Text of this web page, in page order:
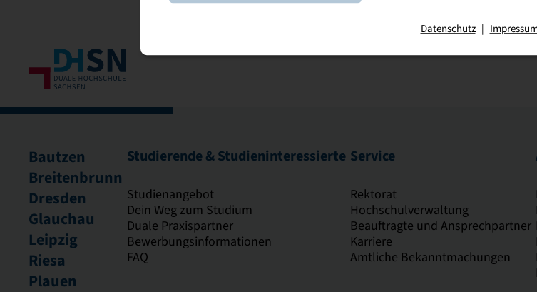
Bautzen
Breitenbrunn
Dresden
Glauchau
Leipzig
Riesa
Plauen
Studierende & Studieninteressierte
Studienangebot
Dein Weg zum Studium
Duale Praxispartner
Bewerbungsinformationen
FAQ
Service
Rektorat
Hochschulverwaltung
Beauftragte und Ansprechpartner
Karriere
Amtliche Bekanntmachungen
Datenschutz |